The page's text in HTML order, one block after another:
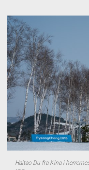
Haitao Du fra Kina i